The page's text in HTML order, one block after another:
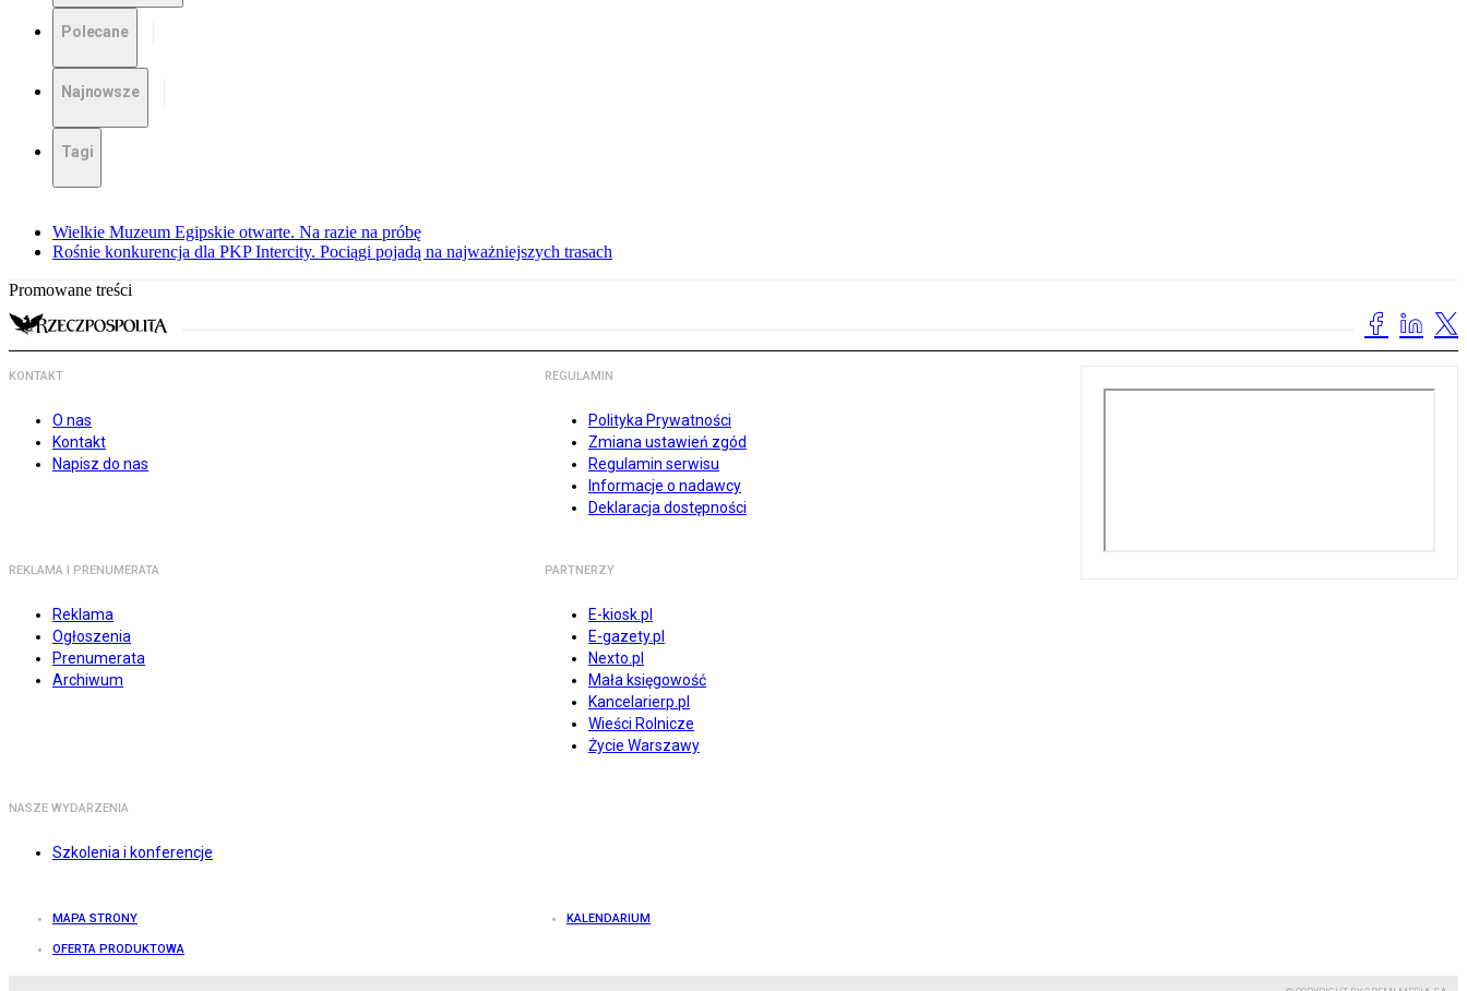
Polecane
Najnowsze
Tagi
Wielkie Muzeum Egipskie otwarte. Na razie na próbę
Rośnie konkurencja dla PKP Intercity. Pociągi pojadą na najważniejszych trasach
Promowane treści
KONTAKT
O nas
Kontakt
Napisz do nas
REGULAMIN
Polityka Prywatności
Zmiana ustawień zgód
Regulamin serwisu
Informacje o nadawcy
Deklaracja dostępności
REKLAMA I PRENUMERATA
Reklama
Ogłoszenia
Prenumerata
Archiwum
PARTNERZY
E-kiosk.pl
E-gazety.pl
Nexto.pl
Mała księgowość
Kancelarierp.pl
Wieści Rolnicze
Życie Warszawy
NASZE WYDARZENIA
Szkolenia i konferencje
MAPA STRONY KALENDARIUM
OFERTA PRODUKTOWA